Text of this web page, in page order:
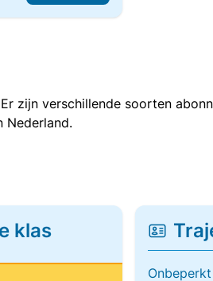
zijn verschillende soorten
Nederland.
klas